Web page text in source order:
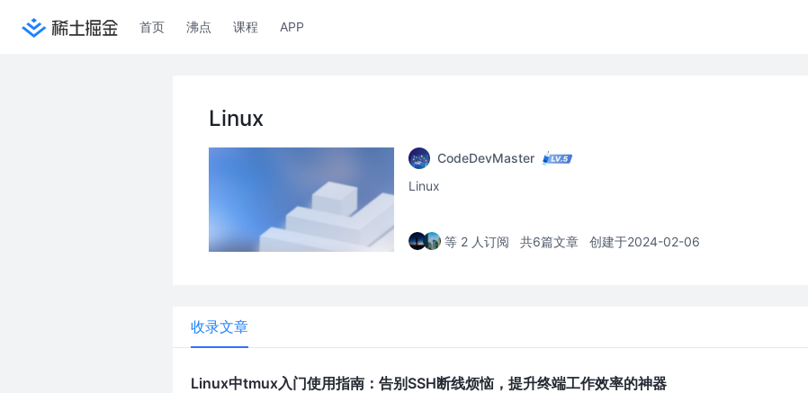
首页 沸点 课程 APP
Linux
CodeDevMaster
Linux
等 2 人订阅 共6篇文章 创建于2024-02-06
收录文章
Linux中tmux入门使用指南：告别SSH断线烦恼，提升终端工作效率的神器